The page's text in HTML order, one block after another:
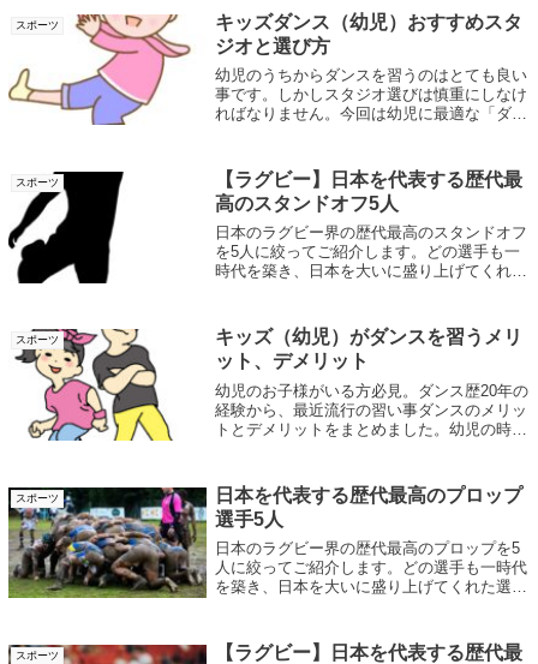
スポーツ
キッズダンス（幼児）おすすめスタ
ジオと選び方
幼児のうちからダンスを習うのはとても良い
事です。しかしスタジオ選びは慎重にしなけ
ればなりません。今回は幼児に最適な「ダン
子供が楽しく安心して習える場所が見つかり
ます。
スポーツ
【ラグビー】日本を代表する歴代最
高のスタンドオフ5人
日本のラグビー界の歴代最高のスタンドオフ
を5人に絞ってご紹介します。どの選手も一
時代を築き、日本を大いに盛り上げてくれた
う。今のうちにチェックしておきましょう！
スポーツ
キッズ（幼児）がダンスを習うメリ
ット、デメリット
幼児のお子様がいる方必見。ダンス歴20年の
経験から、最近流行の習い事ダンスのメリッ
トとデメリットをまとめました。幼児の時の
ださい。結論的にはダンスはアリです！！
スポーツ
日本を代表する歴代最高のプロップ
選手5人
日本のラグビー界の歴代最高のプロップを5
人に絞ってご紹介します。どの選手も一時代
を築き、日本を大いに盛り上げてくれた選手
今のうちにチェックしておきましょう！
スポーツ
【ラグビー】日本を代表する歴代最